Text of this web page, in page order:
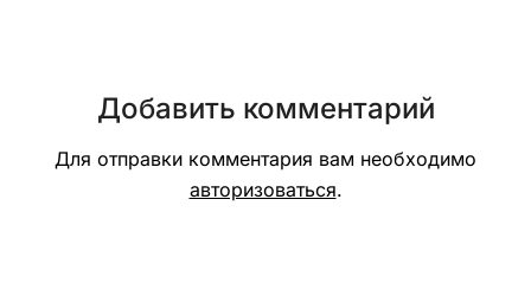
Добавить комментарий
Для отправки комментария вам необходимо
авторизоваться.